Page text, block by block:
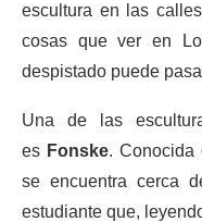
escultura en las
cosas que ver en
despistado puede
Una de las
es Fonske. Conocida
se encuentra cerca
estudiante que,